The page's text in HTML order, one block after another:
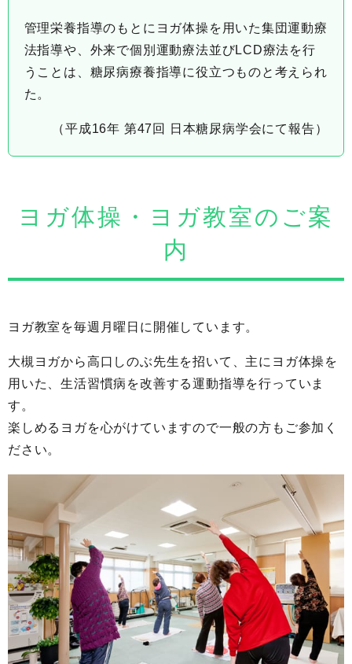
管理栄養指導のもとにヨガ体操を用いた集団運動療
法指導や、外来で個別運動療法並びLCD療法を行
うことは、糖尿病療養指導に役立つものと考えられ
た。
（平成16年 第47回 日本糖尿病学会にて報告）
ヨガ体操・ヨガ教室のご案
内
ヨガ教室を毎週月曜日に開催しています。
大槻ヨガから高口しのぶ先生を招いて、主にヨガ体操を
用いた、生活習慣病を改善する運動指導を行っていま
す。
楽しめるヨガを心がけていますので一般の方もご参加く
ださい。